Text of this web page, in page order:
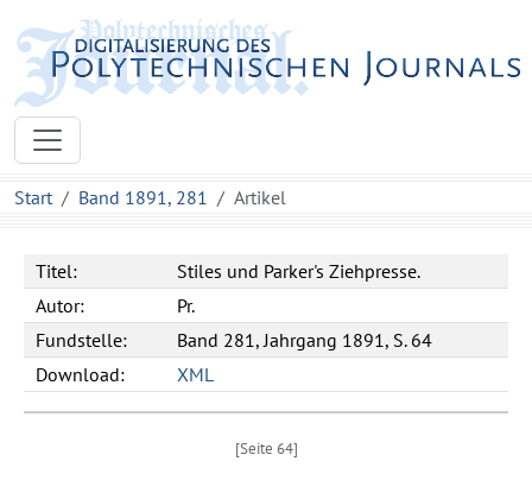
Start Band 1891, 281 Artikel
Titel:
Stiles und Parker's Ziehpresse.
Autor:
Pr.
Fundstelle:
Band 281, Jahrgang 1891, S. 64
Download:
XML